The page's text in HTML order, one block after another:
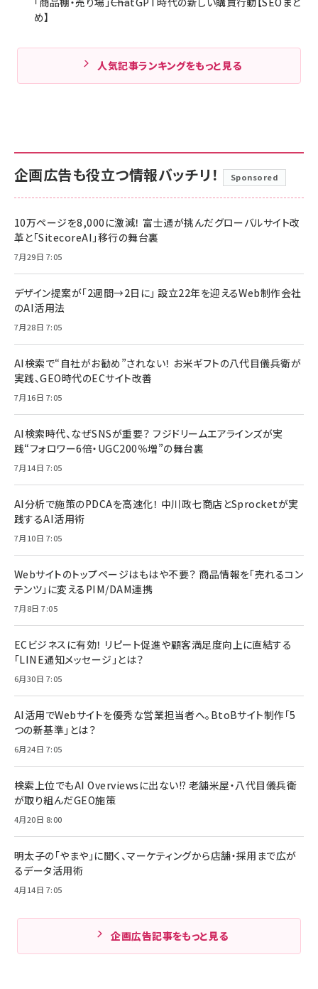
め】
人気記事ランキングをもっと見る
企画広告も役立つ情報バッチリ！ Sponsored
10万ページを8,000に激減！ 富士通が挑んだグローバルサイト改
革と「SitecoreAI」移行の舞台裏
7月29日 7:05
デザイン提案が「2週間→2日に」 設立22年を迎えるWeb制作会社
のAI活用法
7月28日 7:05
AI検索で“自社がお勧め”されない！ お米ギフトの八代目儀兵衛が
実践、GEO時代のECサイト改善
7月16日 7:05
AI検索時代、なぜSNSが重要？ フジドリームエアラインズが実
践“フォロワー6倍・UGC200％増”の舞台裏
7月14日 7:05
AI分析で施策のPDCAを高速化！ 中川政七商店とSprocketが実
践するAI活用術
7月10日 7:05
Webサイトのトップページはもはや不要？ 商品情報を「売れるコン
テンツ」に変えるPIM/DAM連携
7月8日 7:05
ECビジネスに有効！ リピート促進や顧客満足度向上に直結する
「LINE通知メッセージ」とは？
6月30日 7:05
AI活用でWebサイトを優秀な営業担当者へ。BtoBサイト制作「5
つの新基準」とは？
6月24日 7:05
検索上位でもAI Overviewsに出ない!? 老舗米屋・八代目儀兵衛
が取り組んだGEO施策
4月20日 8:00
明太子の「やまや」に聞く、マーケティングから店舗・採用まで広が
るデータ活用術
4月14日 7:05
企画広告記事をもっと見る